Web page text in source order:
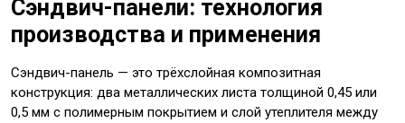
Сэндвич-панели: технология
производства и применения
Сэндвич-панель — это трёхслойная композитная
конструкция: два металлических листа толщиной 0,45 или
0,5 мм с полимерным покрытием и слой утеплителя между